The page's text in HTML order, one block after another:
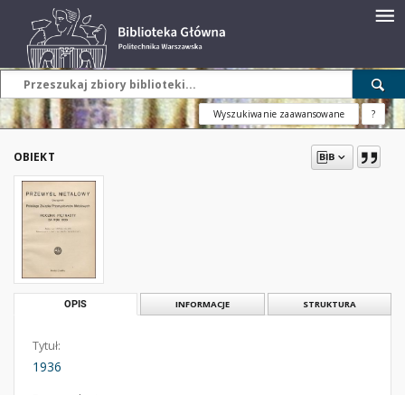
Wyszukiwanie zaawansowane ?
OBIEKT
OPIS INFORMACJE STRUKTURA
Tytuł:
1936